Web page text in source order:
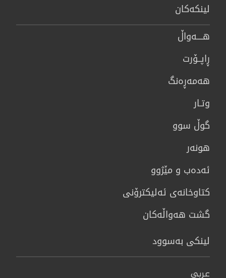
لینكەكان
هــــه‌واڵ
ڕاپــۆرت
هه‌مه‌ڕه‌نگ
وتـار
گوڵ سوو
هونه‌ر
ئەدەب و مێژوو
كتاوخانه‌ی ئه‌ليكترۆنی
گشت هەواڵەکان
لینکی بەسوود
عربي